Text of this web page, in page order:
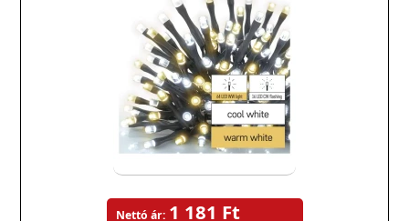
Nettó ár: 1 181 Ft